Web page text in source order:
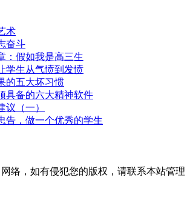
术
奋斗
：假如我是高三生
学生从气愤到发愤
的五大坏习惯
具备的六大精神软件
议（一）
告，做一个优秀的学生
络，如有侵犯您的版权，请联系本站管理